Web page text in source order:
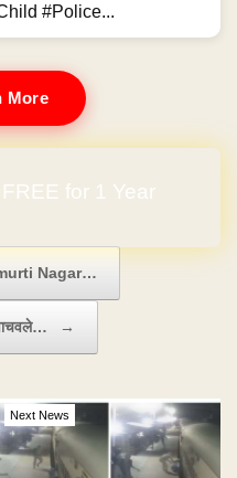
#Police...
More
for 1 Year
Nagar…
→
Next News